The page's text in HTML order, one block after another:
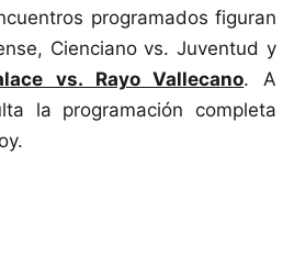
programados figuran
Cienciano vs. Juventud y
vs. Rayo Vallecano. A
la programación completa